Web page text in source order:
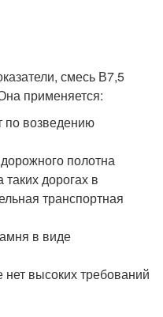
смесь В7,5
применяется:
по возведению
полотна
дорогах в
транспортная
в виде
нет высоких требований